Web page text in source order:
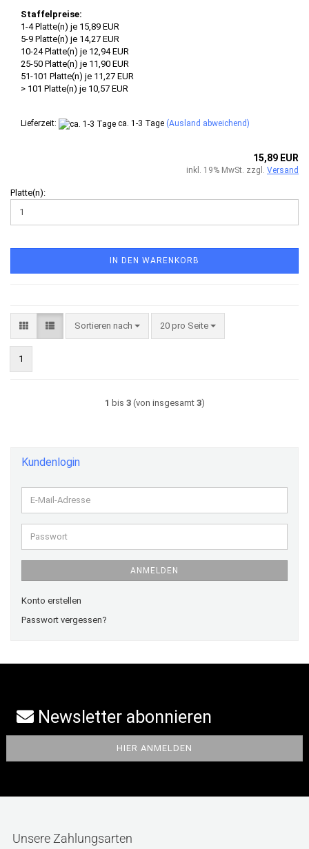
Staffelpreise:
1-4 Platte(n) je 15,89 EUR
5-9 Platte(n) je 14,27 EUR
10-24 Platte(n) je 12,94 EUR
25-50 Platte(n) je 11,90 EUR
51-101 Platte(n) je 11,27 EUR
> 101 Platte(n) je 10,57 EUR
Lieferzeit: ca. 1-3 Tage (Ausland abweichend)
15,89 EUR
inkl. 19% MwSt. zzgl. Versand
Platte(n):
IN DEN WARENKORB
Sortieren nach
Sortieren nach 20 pro Seite
pro Seite
1
1 bis 3(von insgesamt 3)
Kundenlogin
E-
Mail-
Adresse
Passwort
ANMELDEN
Konto erstellen
Passwort vergessen?
Newsletter abonnieren
Unsere Zahlungsarten